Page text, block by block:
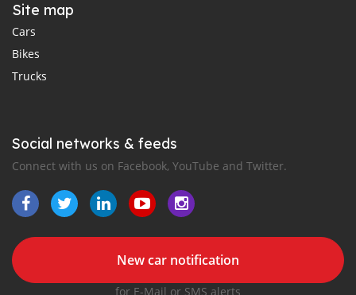
Site map
Cars
Bikes
Trucks
Social networks & feeds
Connect with us on Facebook, YouTube and Twitter.
New car notification
for E-Mail or SMS alerts